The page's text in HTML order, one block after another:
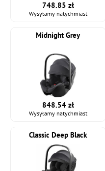
748.85 zł
Wysyłamy natychmiast
Midnight Grey
848.54 zł
Wysyłamy natychmiast
Classic Deep Black